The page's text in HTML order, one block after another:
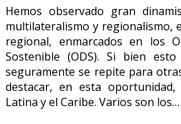
Hemos observado gran
multilateralismo y regionalismo,
regional, enmarcados en los
Sostenible (ODS). Si bien
seguramente se repite para
destacar, en esta
Latina y el Caribe. Varios son los…